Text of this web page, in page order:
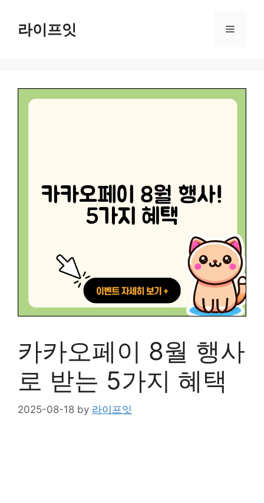
content라이프잇 Menu
카카오페이 8월 행사
로 받는 5가지 혜택
2025-08-18 by 라이프잇